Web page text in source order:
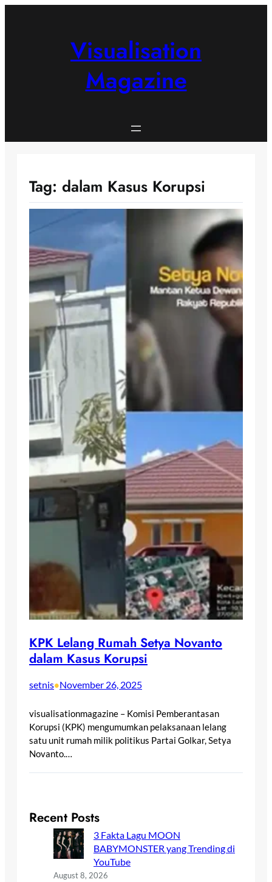
Visualisation
Magazine
Tag: dalam Kasus Korupsi
KPK Lelang Rumah Setya Novanto
dalam Kasus Korupsi
setnis•November 26, 2025
visualisationmagazine – Komisi Pemberantasan
Korupsi (KPK) mengumumkan pelaksanaan lelang
satu unit rumah milik politikus Partai Golkar, Setya
Novanto.…
Recent Posts
3 Fakta Lagu MOON
BABYMONSTER yang Trending di
YouTube
August 8, 2026